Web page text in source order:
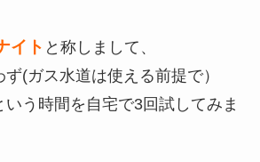
イト と称しまして、
(ガス水道は使える前提で）
う時間を自宅で3回試してみま